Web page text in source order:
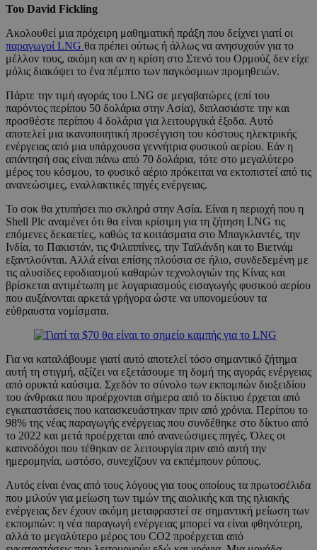
Του David Fickling
Ακολουθεί μια πρόχειρη μαθηματική πράξη που δείχνει γιατί οι
παραγωγοί LNG θα πρέπει ούτως ή άλλως να ανησυχούν για το
μέλλον τους, ακόμη και αν η κρίση στο Στενό του Ορμούζ δεν είχε
μόλις διακόψει το ένα πέμπτο των παγκόσμιων προμηθειών.
Πάρτε την τιμή αγοράς του LNG σε μεγαβατώρες (επί του
παρόντος περίπου 50 δολάρια στην Ασία), διπλασιάστε την και
προσθέστε περίπου 4 δολάρια για λειτουργικά έξοδα. Αυτό
αποτελεί μια ικανοποιητική προσέγγιση του κόστους ηλεκτρικής
ενέργειας από μια υπάρχουσα γεννήτρια φυσικού αερίου. Εάν η
απάντησή σας είναι πάνω από 70 δολάρια, τότε στο μεγαλύτερο
μέρος του κόσμου, το φυσικό αέριο πρόκειται να εκτοπιστεί από τις
ανανεώσιμες, εναλλακτικές πηγές ενέργειας.
Το σοκ θα χτυπήσει πιο σκληρά στην Ασία. Είναι η περιοχή που η
Shell Plc αναμένει ότι θα είναι κρίσιμη για τη ζήτηση LNG τις
επόμενες δεκαετίες, καθώς τα κοιτάσματα στο Μπαγκλαντές, την
Ινδία, το Πακιστάν, τις Φιλιππίνες, την Ταϊλάνδη και το Βιετνάμ
εξαντλούνται. Αλλά είναι επίσης πλούσια σε ήλιο, συνδεδεμένη με
τις αλυσίδες εφοδιασμού καθαρών τεχνολογιών της Κίνας και
βρίσκεται αντιμέτωπη με λογαριασμούς εισαγωγής φυσικού αερίου
που αυξάνονται αρκετά γρήγορα ώστε να υπονομεύουν τα
εύθραυστα νομίσματα.
Για να καταλάβουμε γιατί αυτό αποτελεί τόσο σημαντικό ζήτημα
αυτή τη στιγμή, αξίζει να εξετάσουμε τη δομή της αγοράς ενέργειας
από ορυκτά καύσιμα. Σχεδόν το σύνολο των εκπομπών διοξειδίου
του άνθρακα που προέρχονται σήμερα από το δίκτυο έρχεται από
εγκαταστάσεις που κατασκευάστηκαν πριν από χρόνια. Περίπου το
98% της νέας παραγωγής ενέργειας που συνδέθηκε στο δίκτυο από
το 2022 και μετά προέρχεται από ανανεώσιμες πηγές. Όλες οι
καπνοδόχοι που τέθηκαν σε λειτουργία πριν από αυτή την
ημερομηνία, ωστόσο, συνεχίζουν να εκπέμπουν ρύπους.
Αυτός είναι ένας από τους λόγους για τους οποίους τα πρωτοσέλιδα
που μιλούν για μείωση των τιμών της αιολικής και της ηλιακής
ενέργειας δεν έχουν ακόμη μεταφραστεί σε σημαντική μείωση των
εκπομπών: η νέα παραγωγή ενέργειας μπορεί να είναι φθηνότερη,
αλλά το μεγαλύτερο μέρος του CO2 προέρχεται από